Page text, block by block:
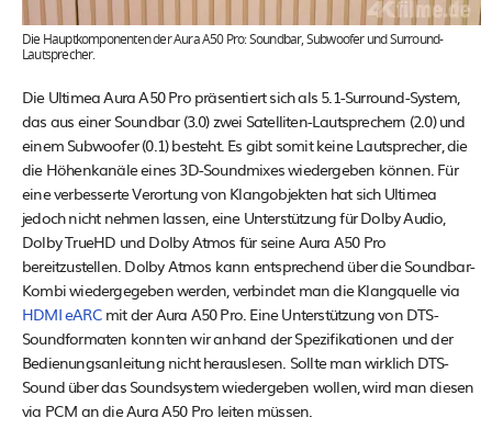
Die Hauptkomponenten der Aura A50 Pro: Soundbar, Subwoofer und Surround-
Lautsprecher.
Die Ultimea Aura A50 Pro präsentiert sich als 5.1-Surround-System,
das aus einer Soundbar (3.0) zwei Satelliten-Lautsprechern (2.0) und
einem Subwoofer (0.1) besteht. Es gibt somit keine Lautsprecher, die
die Höhenkanäle eines 3D-Soundmixes wiedergeben können. Für
eine verbesserte Verortung von Klangobjekten hat sich Ultimea
jedoch nicht nehmen lassen, eine Unterstützung für Dolby Audio,
Dolby TrueHD und Dolby Atmos für seine Aura A50 Pro
bereitzustellen. Dolby Atmos kann entsprechend über die Soundbar-
Kombi wiedergegeben werden, verbindet man die Klangquelle via
HDMI eARCmit der Aura A50 Pro. Eine Unterstützung von DTS-
Soundformaten konnten wir anhand der Spezifikationen und der
Bedienungsanleitung nicht herauslesen. Sollte man wirklich DTS-
Sound über das Soundsystem wiedergeben wollen, wird man diesen
via PCM an die Aura A50 Pro leiten müssen.